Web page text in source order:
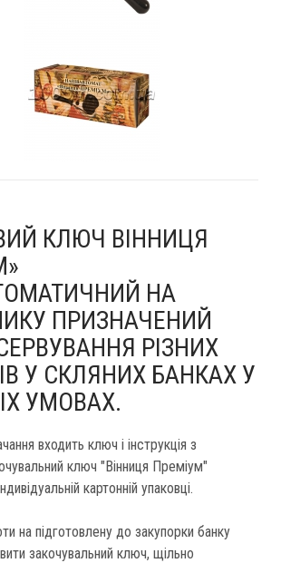
КЛЮЧ ВІННИЦЯ
НА
ПРИЗНАЧЕНИЙ
РІЗНИХ
У СКЛЯНИХ БАНКАХ У
УМОВАХ.
входить ключ і інструкція з
ключ "Вінниця Преміум"
картонній упаковці.
на підготовлену до закупорки банку
закочувальний ключ, щільно